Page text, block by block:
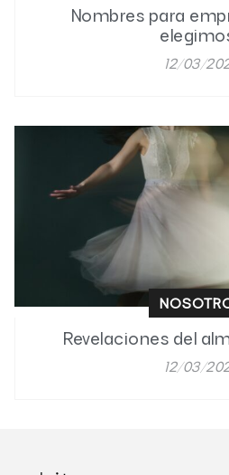
Nombres para
12/03/
Revelaciones del
12/03/